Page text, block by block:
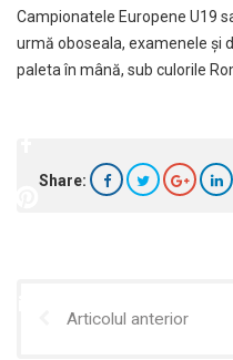
Campionatele Europene U19
urmă oboseala, examenele și
paleta în mână, sub culorile
Share:
Articolul anterior